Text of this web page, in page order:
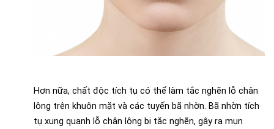
Hơn nữa, chất độc tích tụ có thể làm tắc nghẽn lỗ chân
lông trên khuôn mặt và các tuyến bã nhờn. Bã nhờn tích
tụ xung quanh lỗ chân lông bị tắc nghẽn, gây ra mụn